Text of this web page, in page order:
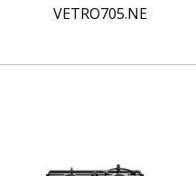
VETRO705.NE